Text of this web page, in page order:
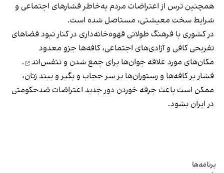
همچنین ترس از اعتراضات مردم به‌خاطر فشارهای اجتماعی و
شرایط سخت معیشتی، مستاصل شده است.
در کشوری با فرهنگ طولانی قهوه‌‌خانه‌داری در کنار نبود فضاهای
تفریحی کافی و آزادی‌های اجتماعی، کافه‌ها جزو معدود
مکان‌های مورد علاقه جوان‌ها برای جمع شدن و تنفس‌اند
.
فشار بر کافه‌ها و رستوران‌ها بر سر حجاب و بگیر و ببند زنان،
ممکن است باعث جرقه خوردن دور جدید اعتراضات ضدحکومتی
در ایران بشود.
برنامه‌ها